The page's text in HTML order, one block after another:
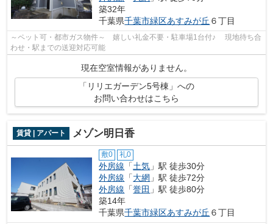
築32年
千葉県千葉市緑区あすみが丘 ６丁目
～ペット可・都市ガス物件～ 嬉しい礼金不要・駐車場1台付♪ 現地待ち合
わせ・駅までの送迎対応可能
現在空室情報がありません。
「リリエガーデン5号棟」への
お問い合わせはこちら
賃貸 | アパート メゾン明日香
敷0 礼0
外房線 「土気 」駅 徒歩30分
外房線 「大網 」駅 徒歩72分
外房線 「誉田 」駅 徒歩80分
築14年
千葉県千葉市緑区あすみが丘 ６丁目